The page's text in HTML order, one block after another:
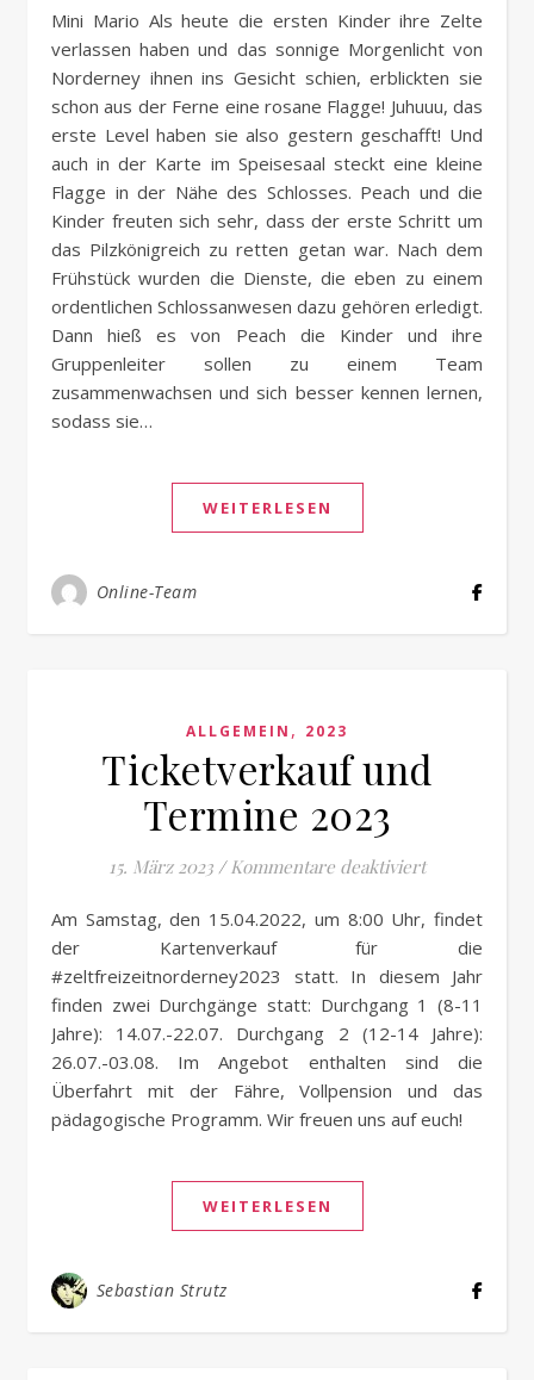
Mini Mario Als heute die ersten Kinder ihre Zelte
verlassen haben und das sonnige Morgenlicht von
Norderney ihnen ins Gesicht schien, erblickten sie
schon aus der Ferne eine rosane Flagge! Juhuuu, das
erste Level haben sie also gestern geschafft! Und
auch in der Karte im Speisesaal steckt eine kleine
Flagge in der Nähe des Schlosses. Peach und die
Kinder freuten sich sehr, dass der erste Schritt um
das Pilzkönigreich zu retten getan war. Nach dem
Frühstück wurden die Dienste, die eben zu einem
ordentlichen Schlossanwesen dazu gehören erledigt.
Dann hieß es von Peach die Kinder und ihre
Gruppenleiter sollen zu einem Team
zusammenwachsen und sich besser kennen lernen,
sodass sie…
WEITERLESEN
Online-Team
ALLGEMEIN , 2023
Ticketverkauf und
Termine 2023
15. März 2023 / Kommentare deaktiviertfür
Am Samstag, den 15.04.2022, um 8:00 Uhr, findet
der Kartenverkauf für die
#zeltfreizeitnorderney2023 statt. In diesem Jahr
finden zwei Durchgänge statt: Durchgang 1 (8-11
Jahre): 14.07.-22.07. Durchgang 2 (12-14 Jahre):
26.07.-03.08. Im Angebot enthalten sind die
Überfahrt mit der Fähre, Vollpension und das
pädagogische Programm. Wir freuen uns auf euch!
WEITERLESEN
Sebastian Strutz